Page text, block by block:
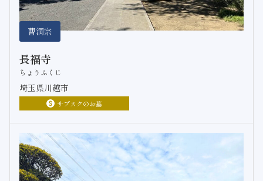
曹洞宗
長福寺
ちょうふくじ
埼玉県川越市
サブスクのお墓